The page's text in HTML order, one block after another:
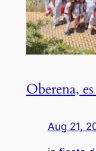
Oberena,
Aug 21,